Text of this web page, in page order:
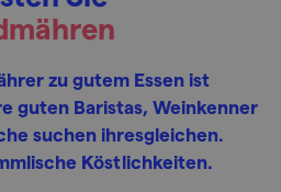
zu gutem Essen ist
guten Baristas, Weinkenner
suchen ihresgleichen.
Köstlichkeiten.